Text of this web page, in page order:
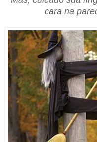
cara na